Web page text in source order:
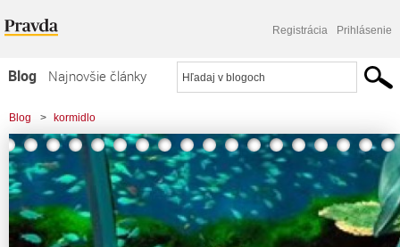
Registrácia Prihlásenie
Blog
Najnovšie články
Najčítanejšie články
Najkomentovanejšie články
Zoznam blogov
Komerčné blogy
Blog > kormidlo